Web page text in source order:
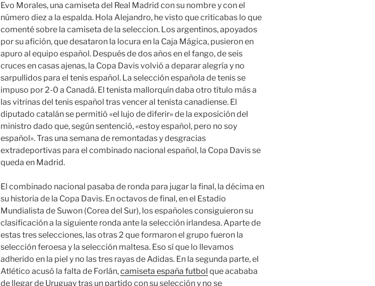
Evo Morales, una camiseta del Real Madrid con su nombre y con el
número diez a la espalda. Hola Alejandro, he visto que criticabas lo que
comenté sobre la camiseta de la seleccion. Los argentinos, apoyados
por su afición, que desataron la locura en la Caja Mágica, pusieron en
apuro al equipo español. Después de dos años en el fango, de seis
cruces en casas ajenas, la Copa Davis volvió a deparar alegría y no
sarpullidos para el tenis español. La selección española de tenis se
impuso por 2-0 a Canadá. El tenista mallorquín daba otro título más a
las vitrinas del tenis español tras vencer al tenista canadiense. El
diputado catalán se permitió «el lujo de diferir» de la exposición del
ministro dado que, según sentenció, «estoy español, pero no soy
español». Tras una semana de remontadas y desgracias
extradeportivas para el combinado nacional español, la Copa Davis se
queda en Madrid.
El combinado nacional pasaba de ronda para jugar la final, la décima en
su historia de la Copa Davis. En octavos de final, en el Estadio
Mundialista de Suwon (Corea del Sur), los españoles consiguieron su
clasificación a la siguiente ronda ante la selección irlandesa. Aparte de
estas tres selecciones, las otras 2 que formaron el grupo fueron la
selección feroesa y la selección maltesa. Eso sí que lo llevamos
adherido en la piel y no las tres rayas de Adidas. En la segunda parte, el
Atlético acusó la falta de Forlán,camiseta españa futbol que acababa
de llegar de Uruguay tras un partido con su selección y no se